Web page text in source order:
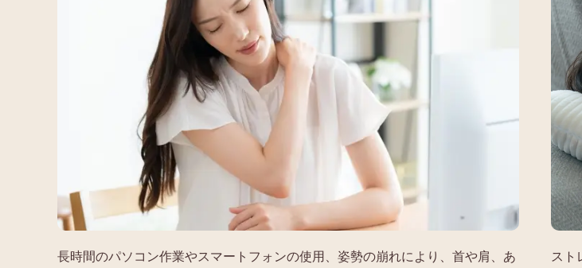
長時間のパソコン作業やスマートフォンの使用、姿勢の崩れにより、首や肩、あ
スト